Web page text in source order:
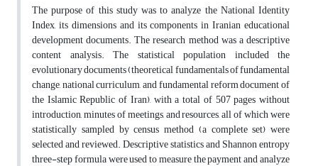
The purpose of this study was to analyze the National Identity
Index, its dimensions and its components in Iranian educational
development documents. The research method was a descriptive
content analysis. The statistical population included the
evolutionary documents (theoretical fundamentals of fundamental
change, national curriculum, and fundamental reform document of
the Islamic Republic of Iran), with a total of 507 pages without
introduction, minutes of meetings, and resources, all of which were
statistically sampled by census method (a complete set) were
selected and reviewed. Descriptive statistics and Shannon entropy
three-step formula were used to measure the payment and analyze